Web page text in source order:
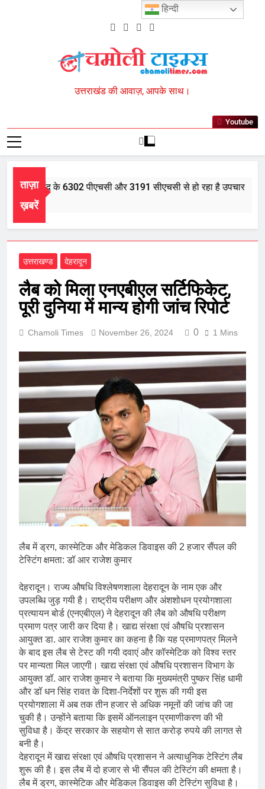
Chamoli Times
उत्तराखंड की आवाज़, आपके साथ।
Youtube
ताज़ा
ख़बरें
में आयुर्वेद के 6302 पीएचसी और 3191 सीएचसी से हो रहा है उपचार
5, 2026
उत्तराखण्ड देहरादून
लैब को मिला एनएबीएल सर्टिफिकेट,
पूरी दुनिया में मान्य होगी जांच रिपोर्ट
Chamoli Times November 26, 2024 0 1 Mins
लैब में ड्रग, कास्मेटिक और मेडिकल डिवाइस की 2 हजार सैंपल की
टेस्टिंग क्षमता: डॉ आर राजेश कुमार
देहरादून। राज्य औषधि विश्लेषणशाला देहरादून के नाम एक और
उपलब्धि जुड़ गयी है। राष्ट्रीय परीक्षण और अंशशोधन प्रयोगशाला
प्रत्यायन बोर्ड (एनएबीएल) ने देहरादून की लैब को औषधि परीक्षण
प्रमाण पत्र जारी कर दिया है। खाद्य संरक्षा एवं औषधि प्रशासन
आयुक्त डा. आर राजेश कुमार का कहना है कि यह प्रमाणपत्र मिलने
के बाद इस लैब से टेस्ट की गयी दवाएं और कॉस्मेटिक को विश्व स्तर
पर मान्यता मिल जाएगी। खाद्य संरक्षा एवं औषधि प्रशासन विभाग के
आयुक्त डॉ. आर राजेश कुमार ने बताया कि मुख्यमंत्री पुष्कर सिंह धामी
और डॉ धन सिंह रावत के दिशा-निर्देशों पर शुरू की गयी इस
प्रयोगशाला में अब तक तीन हजार से अधिक नमूनों की जांच की जा
चुकी है। उन्होंने बताया कि इसमें ऑनलाइन प्रमाणीकरण की भी
सुविधा है। केंद्र सरकार के सहयोग से सात करोड़ रुपये की लागत से
बनी है।
देहरादून में खाद्य संरक्षा एवं औषधि प्रशासन ने अत्याधुनिक टेस्टिंग लैब
शुरू की है। इस लैब में दो हजार से भी सैंपल की टेस्टिंग की क्षमता है।
लैब में ड्रग, कास्मेटिक और मेडिकल डिवाइस की टेस्टिंग सुविधा है।
हिन्दी